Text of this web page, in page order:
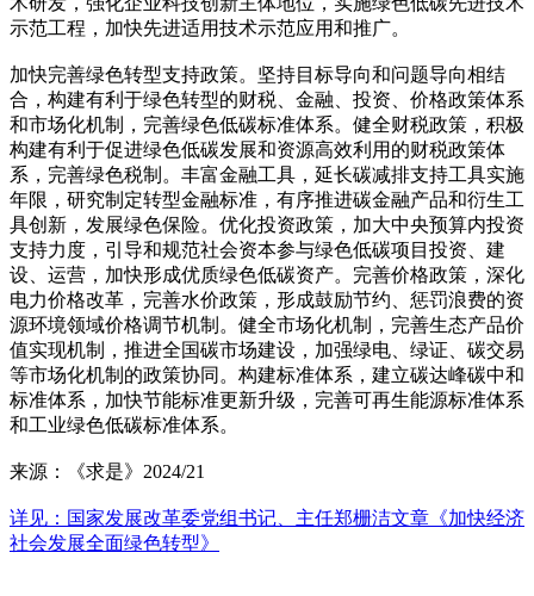
示范工程，加快先进适用技术示范应用和推广。
加快完善绿色转型支持政策。坚持目标导向和问题导向相结
合，构建有利于绿色转型的财税、金融、投资、价格政策体系
和市场化机制，完善绿色低碳标准体系。健全财税政策，积极
构建有利于促进绿色低碳发展和资源高效利用的财税政策体
系，完善绿色税制。丰富金融工具，延长碳减排支持工具实施
年限，研究制定转型金融标准，有序推进碳金融产品和衍生工
具创新，发展绿色保险。优化投资政策，加大中央预算内投资
支持力度，引导和规范社会资本参与绿色低碳项目投资、建
设、运营，加快形成优质绿色低碳资产。完善价格政策，深化
电力价格改革，完善水价政策，形成鼓励节约、惩罚浪费的资
源环境领域价格调节机制。健全市场化机制，完善生态产品价
值实现机制，推进全国碳市场建设，加强绿电、绿证、碳交易
等市场化机制的政策协同。构建标准体系，建立碳达峰碳中和
标准体系，加快节能标准更新升级，完善可再生能源标准体系
和工业绿色低碳标准体系。
来源：《求是》2024/21
详见：国家发展改革委党组书记、主任郑栅洁文章《加快经济
社会发展全面绿色转型》